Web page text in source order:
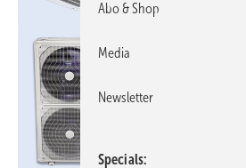
Abo & Shop
Media
Newsletter
Specials